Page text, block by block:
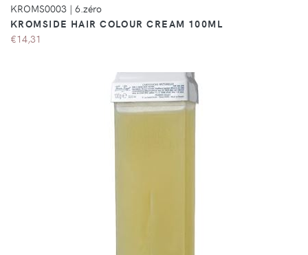
KROMS0003 | 6.zéro
KROMSIDE HAIR COLOUR CREAM 100ML
€14,31